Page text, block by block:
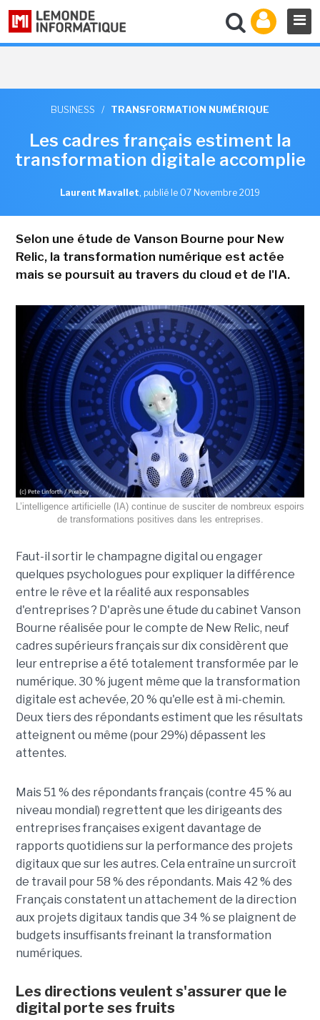
BUSINESS / TRANSFORMATION NUMÉRIQUE
Les cadres français estiment la
transformation digitale accomplie
Laurent Mavallet, publié le 07 Novembre 2019
Selon une étude de Vanson Bourne pour New
Relic, la transformation numérique est actée
mais se poursuit au travers du cloud et de l'IA.
L’intelligence artificielle (IA) continue de susciter de nombreux espoirs
de transformations positives dans les entreprises.
Faut-il sortir le champagne digital ou engager
quelques psychologues pour expliquer la différence
entre le rêve et la réalité aux responsables
d'entreprises ? D'après une étude du cabinet Vanson
Bourne réalisée pour le compte de New Relic, neuf
cadres supérieurs français sur dix considèrent que
leur entreprise a été totalement transformée par le
numérique. 30 % jugent même que la transformation
digitale est achevée, 20 % qu'elle est à mi-chemin.
Deux tiers des répondants estiment que les résultats
atteignent ou même (pour 29%) dépassent les
attentes.
Mais 51 % des répondants français (contre 45 % au
niveau mondial) regrettent que les dirigeants des
entreprises françaises exigent davantage de
rapports quotidiens sur la performance des projets
digitaux que sur les autres. Cela entraîne un surcroît
de travail pour 58 % des répondants. Mais 42 % des
Français constatent un attachement de la direction
aux projets digitaux tandis que 34 % se plaignent de
budgets insuffisants freinant la transformation
numériques.
Les directions veulent s'assurer que le
digital porte ses fruits